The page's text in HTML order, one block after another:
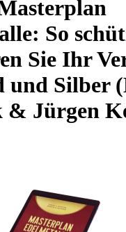
So
Sie Ihr
und Silber
& Jürgen